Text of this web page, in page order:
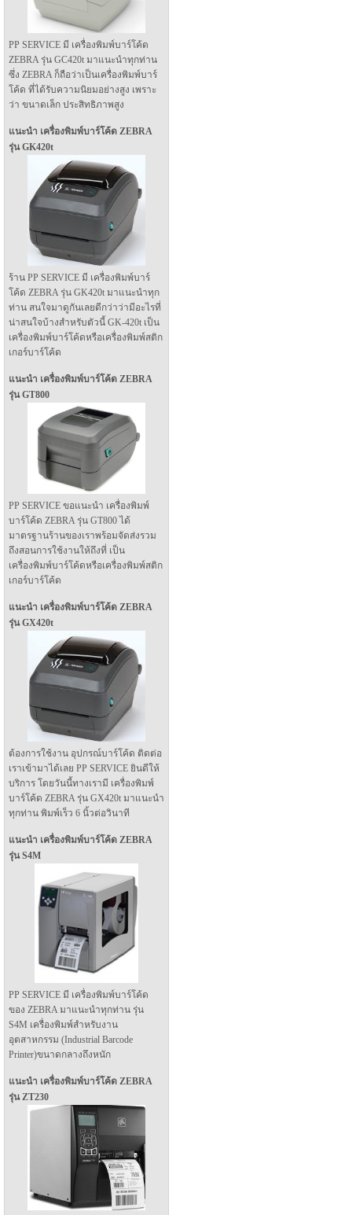
PP SERVICE มี เครื่องพิมพ์บาร์โค้ด
ZEBRA รุ่น GC420t มาแนะนำทุกท่าน
ซึ่ง ZEBRA ก็ถือว่าเป็นเครื่องพิมพ์บาร์
โค้ด ที่ได้รับความนิยมอย่างสูง เพราะ
ว่า ขนาดเล็ก ประสิทธิภาพสูง
แนะนำ เครื่องพิมพ์บาร์โค้ด ZEBRA
รุ่น GK420t
ร้าน PP SERVICE มี เครื่องพิมพ์บาร์
โค้ด ZEBRA รุ่น GK420t มาแนะนำทุก
ท่าน สนใจมาดูกันเลยดีกว่าว่ามีอะไรที่
น่าสนใจบ้างสำหรับตัวนี้ GK-420t เป็น
เครื่องพิมพ์บาร์โค้ดหรือเครื่องพิมพ์สติก
เกอร์บาร์โค้ด
แนะนำ เครื่องพิมพ์บาร์โค้ด ZEBRA
รุ่น GT800
PP SERVICE ขอแนะนำ เครื่องพิมพ์
บาร์โค้ด ZEBRA รุ่น GT800 ได้
มาตรฐานร้านของเราพร้อมจัดส่งรวม
ถึงสอนการใช้งานให้ถึงที่ เป็น
เครื่องพิมพ์บาร์โค้ดหรือเครื่องพิมพ์สติก
เกอร์บาร์โค้ด
แนะนำ เครื่องพิมพ์บาร์โค้ด ZEBRA
รุ่น GX420t
ต้องการใช้งาน อุปกรณ์บาร์โค้ด ติดต่อ
เราเข้ามาได้เลย PP SERVICE ยินดีให้
บริการ โดยวันนี้ทางเรามี เครื่องพิมพ์
บาร์โค้ด ZEBRA รุ่น GX420t มาแนะนำ
ทุกท่าน พิมพ์เร็ว 6 นิ้วต่อวินาที
แนะนำ เครื่องพิมพ์บาร์โค้ด ZEBRA
รุ่น S4M
PP SERVICE มี เครื่องพิมพ์บาร์โค้ด
ของ ZEBRA มาแนะนำทุกท่าน รุ่น
S4M เครื่องพิมพ์สำหรับงาน
อุตสาหกรรม (Industrial Barcode
Printer)ขนาดกลางถึงหนัก
แนะนำ เครื่องพิมพ์บาร์โค้ด ZEBRA
รุ่น ZT230